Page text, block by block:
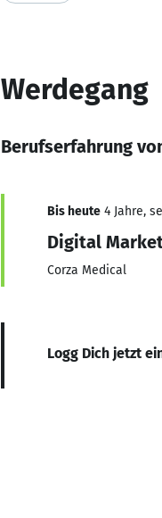
Werdegang
Berufserfahrung
Bis heute 4 Jahre,
Digital
Corza Medical
Logg Dich jetzt